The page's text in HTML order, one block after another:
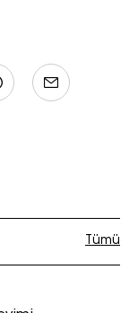
sitesi
onay
Tümü